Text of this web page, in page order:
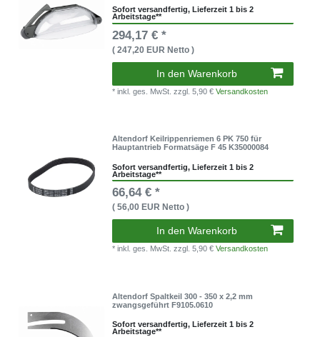
Sofort versandfertig, Lieferzeit 1 bis 2
Arbeitstage**
294,17 € *
( 247,20 EUR Netto )
In den Warenkorb
* inkl. ges. MwSt.zzgl. 5,90 €Versandkosten
Altendorf Keilrippenriemen 6 PK 750 für
Hauptantrieb Formatsäge F 45 K35000084
Sofort versandfertig, Lieferzeit 1 bis 2
Arbeitstage**
66,64 € *
( 56,00 EUR Netto )
In den Warenkorb
* inkl. ges. MwSt.zzgl. 5,90 €Versandkosten
Altendorf Spaltkeil 300 - 350 x 2,2 mm
zwangsgeführt F9105.0610
Sofort versandfertig, Lieferzeit 1 bis 2
Arbeitstage**